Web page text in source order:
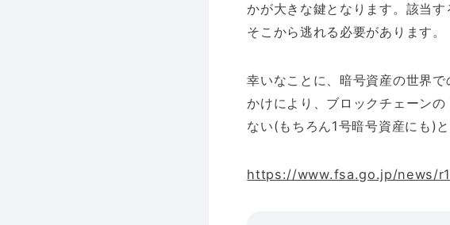
かが大きな鍵となります。該当
そこから逃れる必要があります。
幸いなことに、暗号資産の世界
かけにより、ブロックチェーン
ない(もちろん1号暗号資産にも)
https://www.fsa.go.jp/news/